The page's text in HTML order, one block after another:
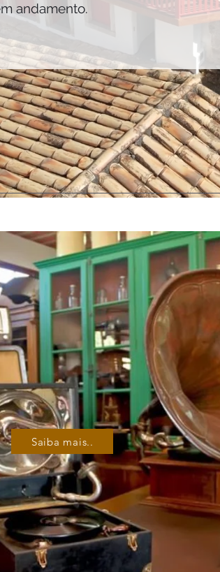
andamento.
Saiba mais..